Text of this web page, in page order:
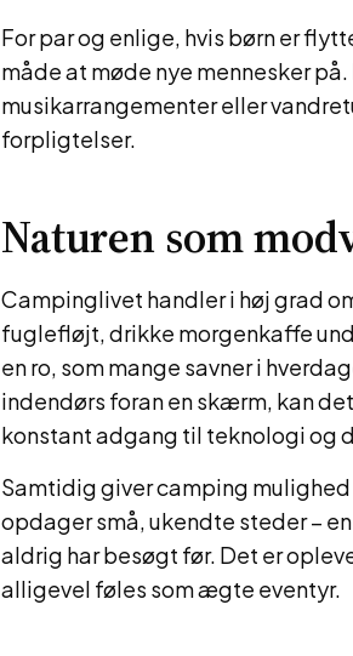
For par og enlige, hvis børn er
måde at møde nye mennesker
musikarrangementer eller
forpligtelser.
Naturen som
Campinglivet handler i høj grad
fuglefløjt, drikke morgenkaffe
en ro, som mange savner i
indendørs foran en skærm, kan
konstant adgang til teknologi og
Samtidig giver camping
opdager små, ukendte steder –
aldrig har besøgt før. Det er
alligevel føles som ægte eventyr.